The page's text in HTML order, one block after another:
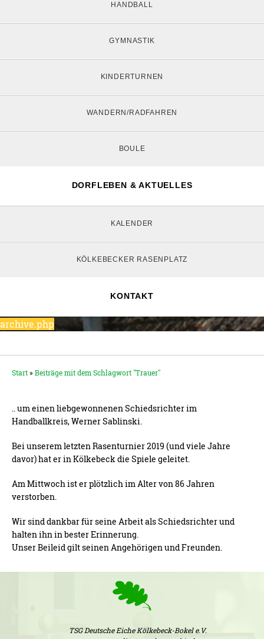
HANDBALL
GYMNASTIK
KINDERTURNEN
WANDERN/RADFAHREN
BOULE
DORFLEBEN & AKTUELLES
KALENDER
KÖLKEBECKER RASENPLATZ
KONTAKT
archive.php
Start»Beiträge mit dem Schlagwort "Trauer"
.. um einen liebgewonnenen Schiedsrichter im
Handballkreis, Werner Sablinski.
Bei unserem letzten Rasenturnier 2019 (und viele Jahre
davor) hat er in Kölkebeck die Spiele geleitet.
Am Mittwoch ist er plötzlich im Alter von 86 Jahren
verstorben.
Wir sind dankbar für seine Arbeit als Schiedsrichter und
halten ihn in bester Erinnerung.
Unser Beileid gilt seinen Angehörigen und Freunden.
TSG Deutsche Eiche Kölkebeck-Bokel e.V.